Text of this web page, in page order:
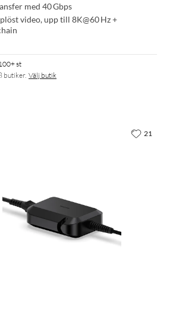
med 40 Gbps
video, upp till 8K@60 Hz +
st
butiker. Välj butik
21